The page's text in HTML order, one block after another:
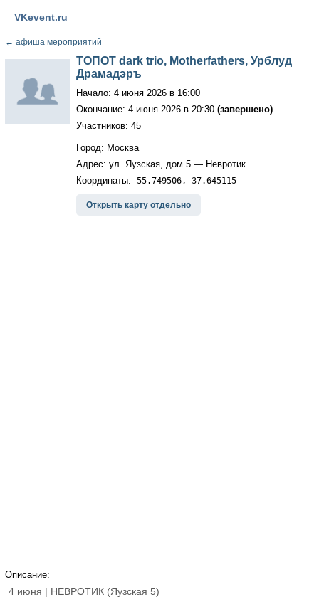
VKevent.ru
← афиша мероприятий
ТОПОТ dark trio, Motherfathers, Урблуд
Драмадэръ
Начало: 4 июня 2026 в 16:00
Окончание: 4 июня 2026 в 20:30 (завершено)
Участников: 45
Город: Москва
Адрес: ул. Яузская, дом 5 — Невротик
Координаты: 55.749506, 37.645115
Открыть карту отдельно
Описание:
4 июня | НЕВРОТИК (Яузская 5)